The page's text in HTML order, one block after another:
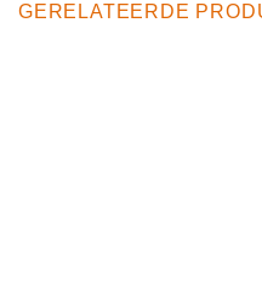
GERELATEERDE